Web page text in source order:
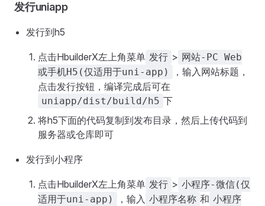
发行uniapp
发行到h5
点击HbuilderX左上角菜单 发行 > 网站-PC Web
或手机H5(仅适用于uni-app)
，输入网站标题，
点击发行按钮，编译完成后可在
uniapp/dist/build/h5 下
将h5下面的代码复制到发布目录，然后上传代码到
服务器或仓库即可
发行到小程序
点击HbuilderX左上角菜单 发行 > 小程序-微信(仅
适用于uni-app)
，输入 小程序名称 和 小程序